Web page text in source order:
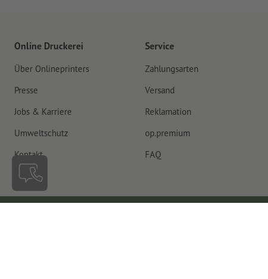
Online Druckerei
Über Onlineprinters
Presse
Jobs & Karriere
Umweltschutz
Kontakt
Service
Zahlungsarten
Versand
Reklamation
op.premium
FAQ